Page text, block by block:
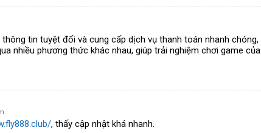
tin tuyệt đối và cung cấp dịch vụ thanh toán nhanh chóng,
nhiều phương thức khác nhau, giúp trải nghiệm chơi game của
, thấy cập nhật khá nhanh.